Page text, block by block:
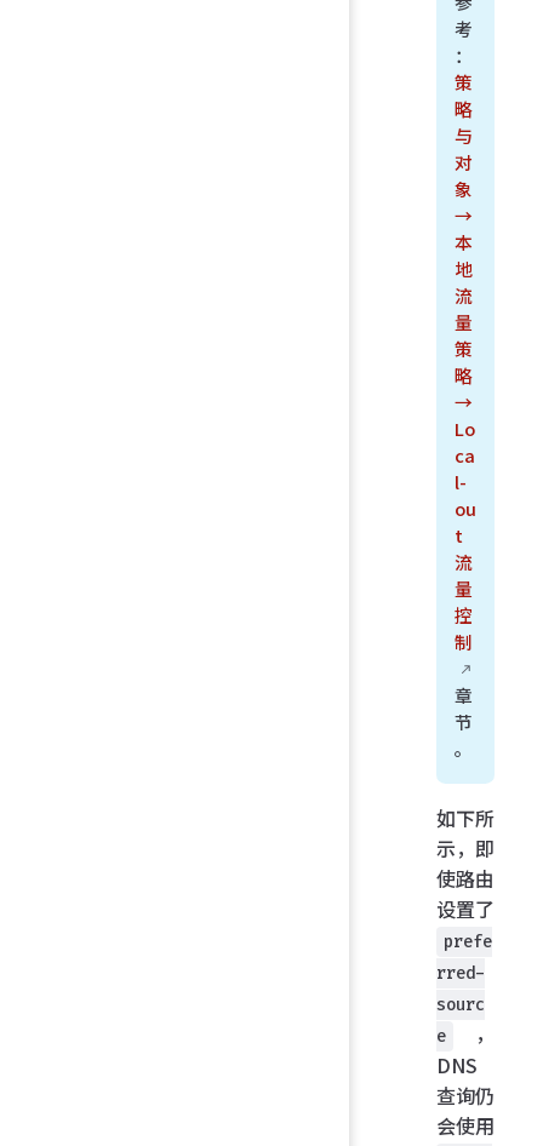
考
：
策
略
与
对
象
→
本
地
流
量
策
略
→
Lo
ca
l-
ou
t
流
量
控
制
章
节
。
如下所
示，即
使路由
设置了
prefe
rred-
sourc
e
，
DNS
查询仍
会使用